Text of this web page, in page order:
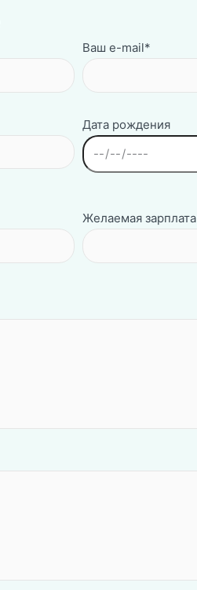
Ваш e-mail*
Дата рождения
Желаемая зарплата